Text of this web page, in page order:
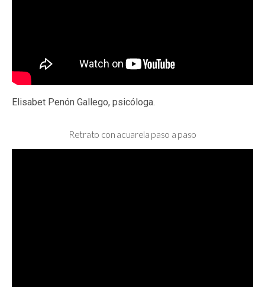
Elisabet Penón Gallego, psicóloga.
Retrato con acuarela paso a paso